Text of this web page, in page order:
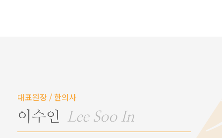
대표원장 / 한의사
이수인 Lee Soo In